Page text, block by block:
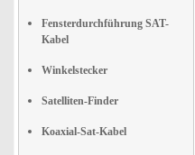
Fensterdurchführung SAT-
Kabel
Winkelstecker
Satelliten-Finder
Koaxial-Sat-Kabel